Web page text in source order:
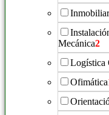
Mecánica2
Logística
Ofimática